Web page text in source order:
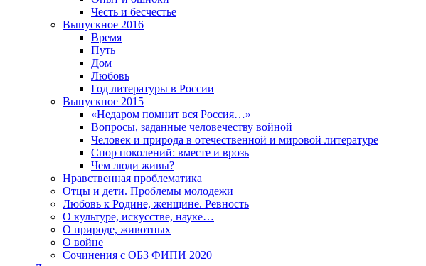
Честь и бесчестье
Выпускное 2016
Время
Путь
Дом
Любовь
Год литературы в России
Выпускное 2015
«Недаром помнит вся Россия…»
Вопросы, заданные человечеству войной
Человек и природа в отечественной и мировой литературе
Спор поколений: вместе и врозь
Чем люди живы?
Нравственная проблематика
Отцы и дети. Проблемы молодежи
Любовь к Родине, женщине. Ревность
О культуре, искусстве, науке…
О природе, животных
О войне
Сочинения с ОБЗ ФИПИ 2020